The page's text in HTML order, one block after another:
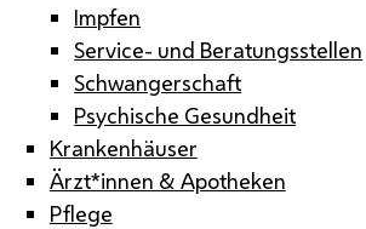
Impfen
Service- und Beratungsstellen
Schwangerschaft
Psychische Gesundheit
Krankenhäuser
Ärzt*innen & Apotheken
Pflege